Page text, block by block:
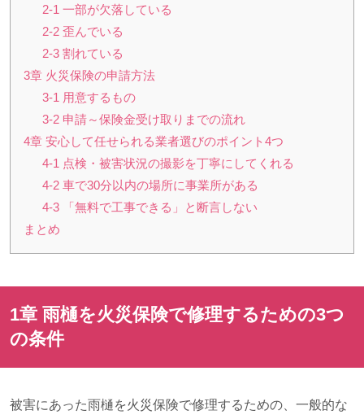
2-1 一部が欠落している
2-2 歪んでいる
2-3 割れている
3章 火災保険の申請方法
3-1 用意するもの
3-2 申請～保険金受け取りまでの流れ
4章 安心して任せられる業者選びのポイント4つ
4-1 点検・被害状況の撮影を丁寧にしてくれる
4-2 車で30分以内の場所に事業所がある
4-3 「無料で工事できる」と断言しない
まとめ
1章 雨樋を火災保険で修理するための3つ
の条件
被害にあった雨樋を火災保険で修理するための、一般的な